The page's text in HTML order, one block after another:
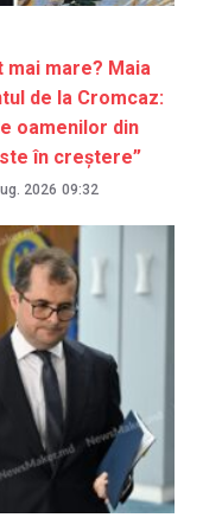
mare? Maia
de la Cromcaz:
oamenilor din
în creștere”
2026 09:32